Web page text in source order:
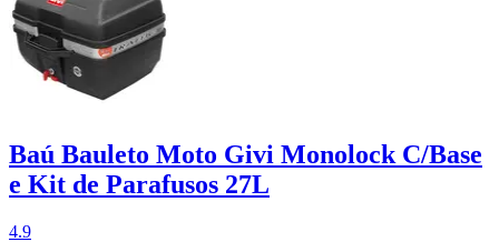
Baú Bauleto Moto Givi Monolock C/Base
e Kit de Parafusos 27L
4.9